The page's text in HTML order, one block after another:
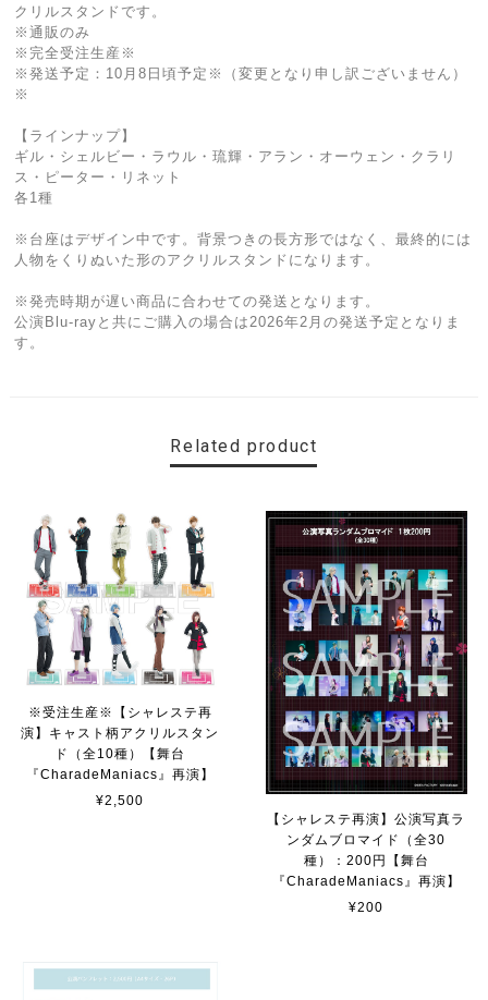
クリルスタンドです。
※通販のみ
※完全受注生産※
※発送予定：10月8日頃予定※（変更となり申し訳ございません）
※
【ラインナップ】
ギル・シェルビー・ラウル・琉輝・アラン・オーウェン・クラリ
ス・ピーター・リネット
各1種
※台座はデザイン中です。背景つきの長方形ではなく、最終的には
人物をくりぬいた形のアクリルスタンドになります。
※発売時期が遅い商品に合わせての発送となります。
公演Blu-rayと共にご購入の場合は2026年2月の発送予定となりま
す。
Related product
※受注生産※【シャレステ再
演】キャスト柄アクリルスタン
ド（全10種）【舞台
『CharadeManiacs』再演】
¥2,500
【シャレステ再演】公演写真ラ
ンダムブロマイド（全30
種）：200円【舞台
『CharadeManiacs』再演】
¥200